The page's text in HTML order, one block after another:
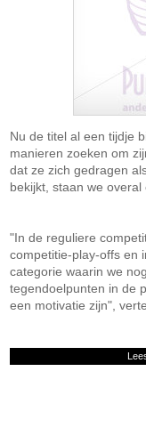
Nu de titel al een tijdje
manieren zoeken om
dat ze zich gedragen
bekijkt, staan we overal
"In de reguliere
competitie-play-offs en
categorie waarin we
tegendoelpunten in de
een motivatie zijn",